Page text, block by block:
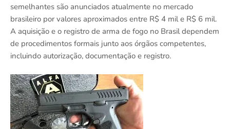
semelhantes são anunciados atualmente no mercado
brasileiro por valores aproximados entre R$ 4 mil e R$ 6 mil.
A aquisição e o registro de arma de fogo no Brasil dependem
de procedimentos formais junto aos órgãos competentes,
incluindo autorização, documentação e registro.